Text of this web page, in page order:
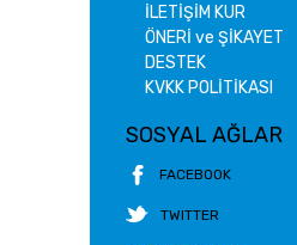
İLETİŞİM KUR
ÖNERİ ve ŞİKAYET
DESTEK
KVKK POLİTİKASI
SOSYAL AĞLAR
FACEBOOK
TWITTER